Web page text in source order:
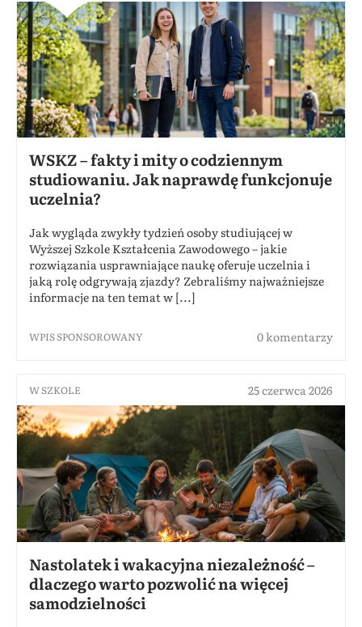
WSKZ – fakty i mity o codziennym
studiowaniu. Jak naprawdę funkcjonuje
uczelnia?
Jak wygląda zwykły tydzień osoby studiującej w
Wyższej Szkole Kształcenia Zawodowego – jakie
rozwiązania usprawniające naukę oferuje uczelnia i
jaką rolę odgrywają zjazdy? Zebraliśmy najważniejsze
informacje na ten temat w [...]
WPIS SPONSOROWANY 0 komentarzy
W SZKOLE 25 czerwca 2026
Nastolatek i wakacyjna niezależność –
dlaczego warto pozwolić na więcej
samodzielności